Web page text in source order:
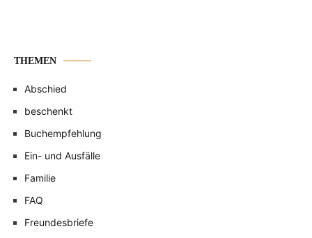
THEMEN
Abschied
beschenkt
Buchempfehlung
Ein- und Ausfälle
Familie
FAQ
Freundesbriefe